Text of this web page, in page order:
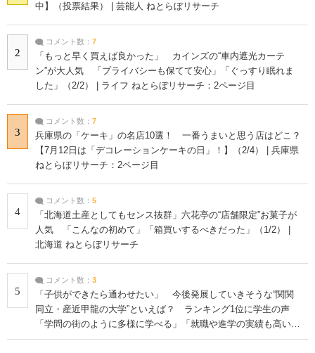
中】（投票結果） | 芸能人 ねとらぼリサーチ
2
コメント数： 7
「もっと早く買えば良かった」 カインズの“車内遮光カーテ
ン”が大人気 「プライバシーも保てて安心」「ぐっすり眠れま
した」（2/2） | ライフ ねとらぼリサーチ：2ページ目
3
コメント数： 7
兵庫県の「ケーキ」の名店10選！ 一番うまいと思う店はどこ？
【7月12日は「デコレーションケーキの日」！】（2/4） | 兵庫県
ねとらぼリサーチ：2ページ目
4
コメント数： 5
「北海道土産としてもセンス抜群」六花亭の“店舗限定”お菓子が
人気 「こんなの初めて」「箱買いするべきだった」（1/2） |
北海道 ねとらぼリサーチ
5
コメント数： 3
「子供ができたら通わせたい」 今後発展していきそうな“関関
同立・産近甲龍の大学”といえば？ ランキング1位に学生の声
「学問の街のように多様に学べる」「就職や進学の実績も高い」
| 大学 ねとらぼリサーチ